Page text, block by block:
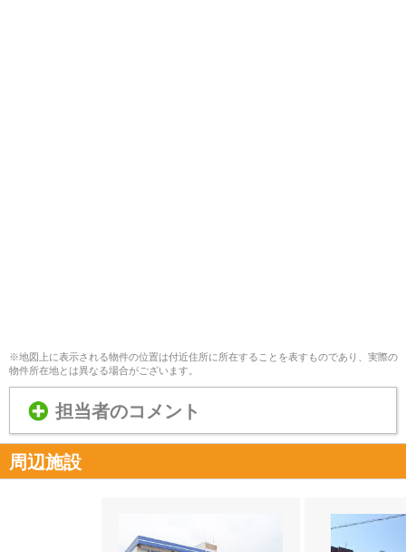
※地図上に表示される物件の位置は付近住所に所在することを表すものであり、実際の
物件所在地とは異なる場合がございます。
担当者のコメント
周辺施設